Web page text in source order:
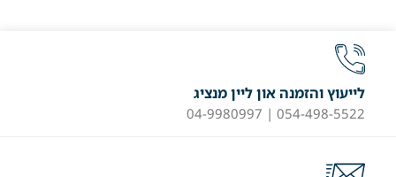
לייעוץ והזמנה און ליין מנציג
054-498-5522 | 04-9980997